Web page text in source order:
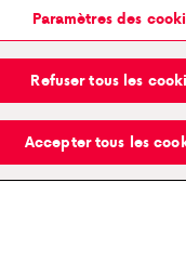
des cookies
générales de vente
importants
confidentialité et
Paramètres des
Refuser tous les
Accepter tous les